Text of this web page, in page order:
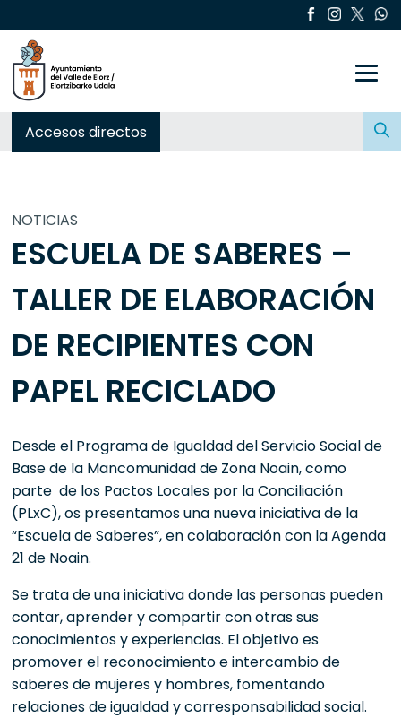
Accesos directos
Buscar:
NOTICIAS
ESCUELA DE SABERES –
TALLER DE ELABORACIÓN
DE RECIPIENTES CON
PAPEL RECICLADO
Desde el Programa de Igualdad del Servicio Social de
Base de la Mancomunidad de Zona Noain, como
parte de los Pactos Locales por la Conciliación
(PLxC), os presentamos una nueva iniciativa de la
“Escuela de Saberes”, en colaboración con la Agenda
21 de Noain.
Se trata de una iniciativa donde las personas pueden
contar, aprender y compartir con otras sus
conocimientos y experiencias. El objetivo es
promover el reconocimiento e intercambio de
saberes de mujeres y hombres, fomentando
relaciones de igualdad y corresponsabilidad social.